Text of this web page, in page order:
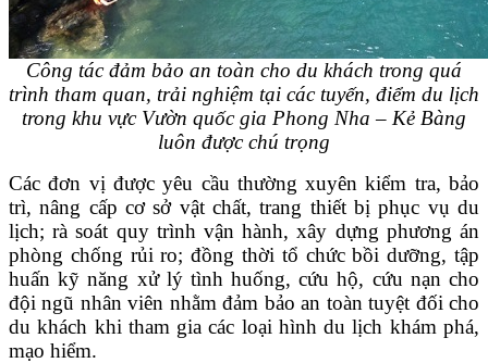
Công tác đảm bảo an toàn cho du khách trong quá
trình tham quan, trải nghiệm tại các tuyến, điểm du lịch
trong khu vực Vườn quốc gia Phong Nha – Kẻ Bàng
luôn được chú trọng
Các đơn vị được yêu cầu thường xuyên kiểm tra, bảo
trì, nâng cấp cơ sở vật chất, trang thiết bị phục vụ du
lịch; rà soát quy trình vận hành, xây dựng phương án
phòng chống rủi ro; đồng thời tổ chức bồi dưỡng, tập
huấn kỹ năng xử lý tình huống, cứu hộ, cứu nạn cho
đội ngũ nhân viên nhằm đảm bảo an toàn tuyệt đối cho
du khách khi tham gia các loại hình du lịch khám phá,
mạo hiểm.